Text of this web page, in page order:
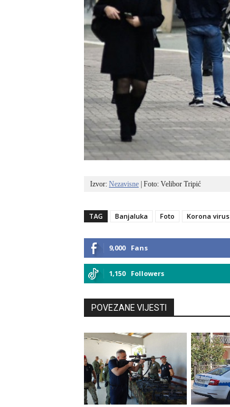
Izvor: Nezavisne | Foto: Velibor Tripić
TAG Banjaluka Foto Korona virus
9,000 Fans
1,150 Followers
POVEZANE VIJESTI